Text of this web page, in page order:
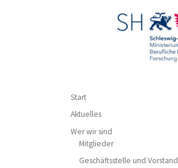
Start
Aktuelles
Wer wir sind
Mitglieder
Geschäftsstelle und Vorstand